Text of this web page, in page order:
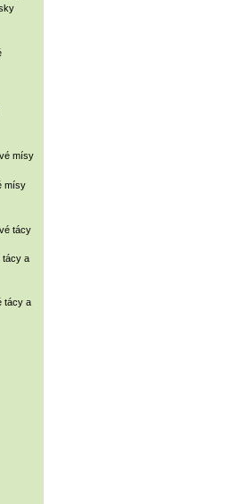
mísy
mísy
tácy
tácy a
tácy a